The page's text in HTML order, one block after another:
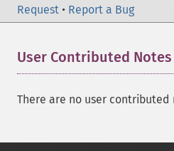
Request • Report a Bug
User Contributed Notes
There are no user contributed